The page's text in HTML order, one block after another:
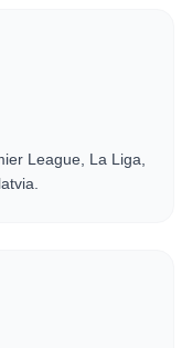
League, La Liga,